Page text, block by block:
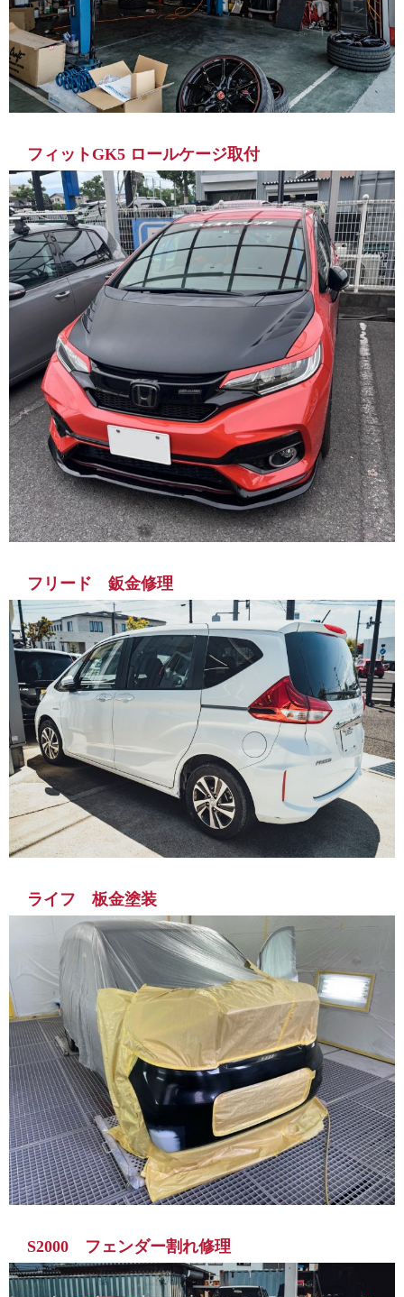
フィットGK5 ロールケージ取付
フリード 鈑金修理
ライフ 板金塗装
S2000 フェンダー割れ修理